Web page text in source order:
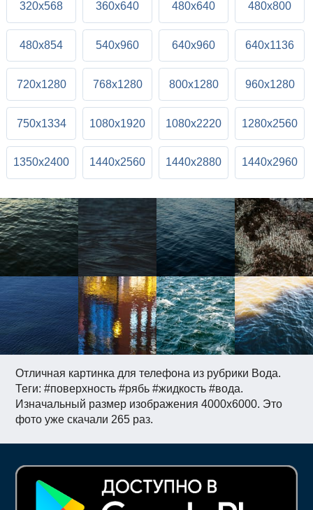
Отличная картинка для телефона из рубрики Вода.
Теги: #поверхность #рябь #жидкость #вода.
Изначальный размер изображения 4000x6000. Это
фото уже скачали 265 раз.
320x568 360x640 480x640 480x800
480x854 540x960 640x960 640x1136
720x1280 768x1280 800x1280 960x1280
750x1334 1080x1920 1080x2220 1280x2560
1350x2400 1440x2560 1440x2880 1440x2960